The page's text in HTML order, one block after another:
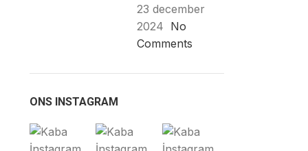
23 december
2024 No
Comments
ONS INSTAGRAM